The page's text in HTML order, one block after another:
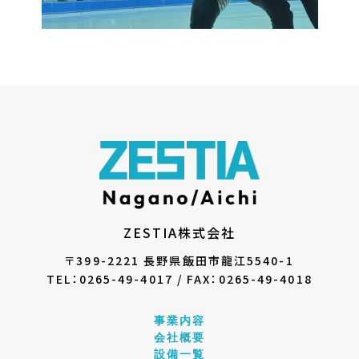
ZESTIA株式会社
〒399-2221長野県飯田市龍江5540-1
TEL：0265-49-4017 / FAX：0265-49-4018
事業内容
会社概要
設備一覧